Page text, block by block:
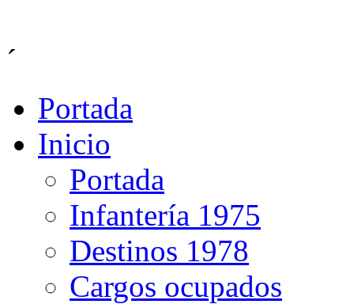
´
Portada
Inicio
Portada
Infantería 1975
Destinos 1978
Cargos ocupados